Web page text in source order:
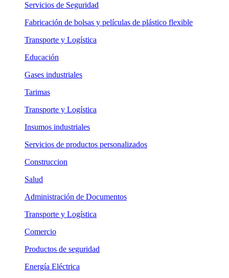
Servicios de Seguridad
Fabricación de bolsas y películas de plástico flexible
Transporte y Logística
Educación
Gases industriales
Tarimas
Transporte y Logística
Insumos industriales
Servicios de productos personalizados
Construccion
Salud
Administración de Documentos
Transporte y Logística
Comercio
Productos de seguridad
Energía Eléctrica